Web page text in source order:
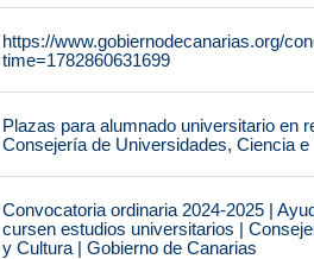
https://www.gobiernodecanarias.org/
time=1782860631699
Plazas para alumnado universitario en
Consejería de Universidades, Ciencia
Convocatoria ordinaria 2024-2025 |
cursen estudios universitarios |
y Cultura | Gobierno de Canarias